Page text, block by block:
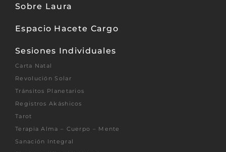
Sobre Laura
Espacio Hacete Cargo
Sesiones Individuales
Carta Natal
Revolución Solar
Tránsitos Planetarios
Registros Akáshicos
Tarot
Terapia Alma – Cuerpo – Mente
Sanación Integral